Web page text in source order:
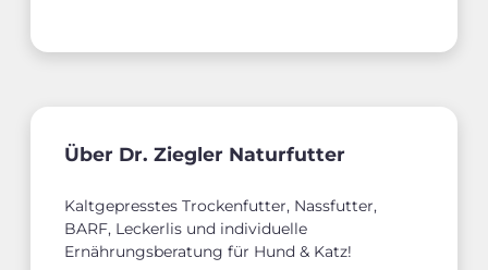
Über Dr. Ziegler Naturfutter
Kaltgepresstes Trockenfutter, Nassfutter,
BARF, Leckerlis und individuelle
Ernährungsberatung für Hund & Katz!